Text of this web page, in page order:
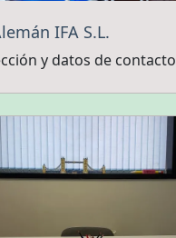
IFA S.L.
y datos de contacto